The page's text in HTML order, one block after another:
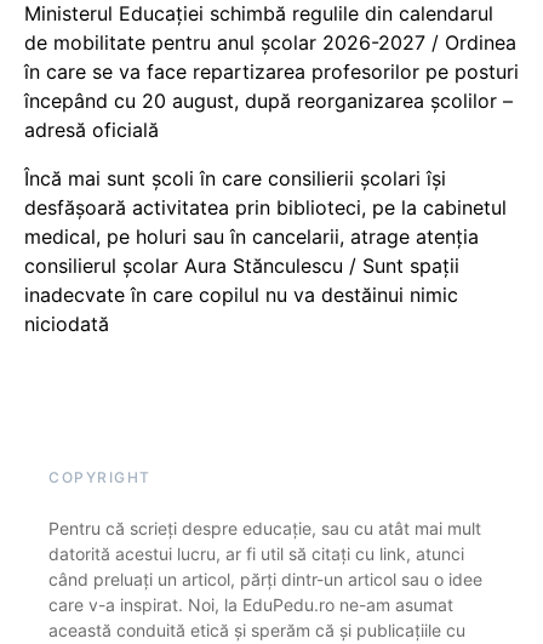
Ministerul Educației schimbă regulile din calendarul
de mobilitate pentru anul școlar 2026-2027 / Ordinea
în care se va face repartizarea profesorilor pe posturi
începând cu 20 august, după reorganizarea școlilor –
adresă oficială
Încă mai sunt școli în care consilierii școlari își
desfășoară activitatea prin biblioteci, pe la cabinetul
medical, pe holuri sau în cancelarii, atrage atenția
consilierul școlar Aura Stănculescu / Sunt spații
inadecvate în care copilul nu va destăinui nimic
niciodată
COPYRIGHT
Pentru că scrieți despre educație, sau cu atât mai mult
datorită acestui lucru, ar fi util să citați cu link, atunci
când preluați un articol, părți dintr-un articol sau o idee
care v-a inspirat. Noi, la EduPedu.ro ne-am asumat
această conduită etică și sperăm că și publicațiile cu